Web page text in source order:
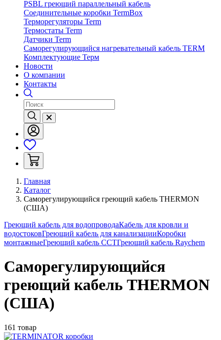
PSBL греющий параллельный кабель
Соединительные коробки TermBox
Терморегуляторы Term
Термостаты Term
Датчики Term
Саморегулирующийся нагревательный кабель TERM
Комплектующие Терм
Новости
О компании
Контакты
Главная
Каталог
Саморегулирующийся греющий кабель THERMON
(США)
Греющий кабель для водопроводаКабель для кровли и
водостоковГреющий кабель для канализацииКоробки
монтажныеГреющий кабель ССТГреющий кабель Raychem
Саморегулирующийся
греющий кабель THERMON
(США)
161 товар